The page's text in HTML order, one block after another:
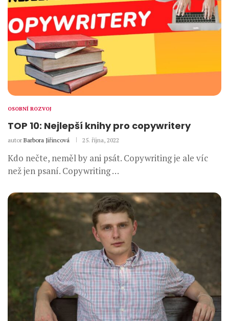
OSOBNÍ ROZVOJ
TOP 10: Nejlepší knihy pro copywritery
autor Barbora Jiřincová 25. října, 2022
Kdo nečte, neměl by ani psát. Copywriting je ale víc
než jen psaní. Copywriting …